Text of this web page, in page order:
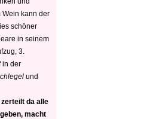
Wein kann der
schöner
in seinem
3.
in der
und
da alle
macht